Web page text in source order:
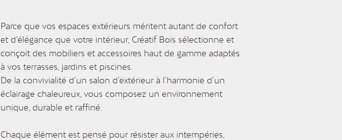
Parce que vos espaces extérieurs méritent autant de confort
et d’élégance que votre intérieur, Créatif Bois sélectionne et
conçoit des mobiliers et accessoires haut de gamme adaptés
à vos terrasses, jardins et piscines.
De la convivialité d’un salon d’extérieur à l’harmonie d’un
éclairage chaleureux, vous composez un environnement
unique, durable et raffiné.
Chaque élément est pensé pour résister aux intempéries,